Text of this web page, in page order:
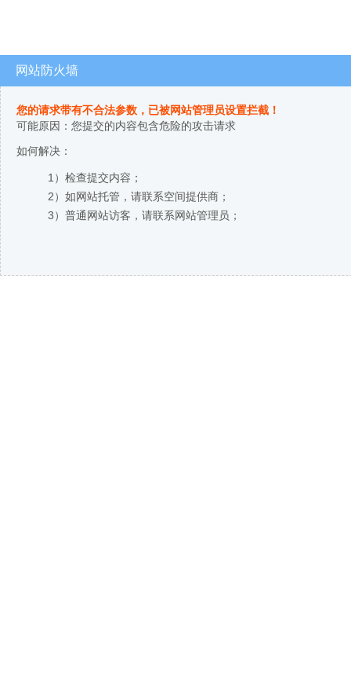
网站防火墙
您的请求带有不合法参数，已被网站管理员设置拦截！
可能原因：您提交的内容包含危险的攻击请求
如何解决：
1）检查提交内容；
2）如网站托管，请联系空间提供商；
3）普通网站访客，请联系网站管理员；